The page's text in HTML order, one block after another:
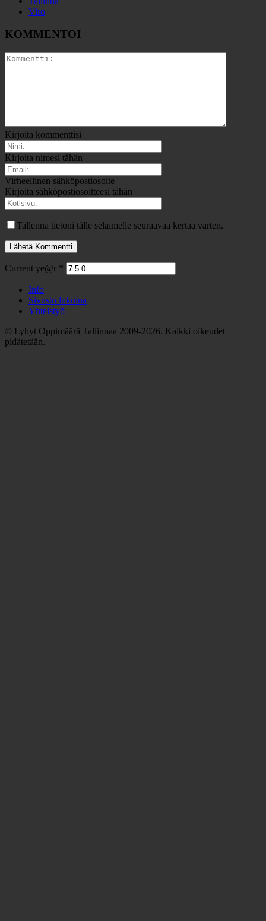
Viro
KOMMENTOI
Kirjoita kommenttisi
Kirjoita nimesi tähän
Virheellinen sähköpostiosoite
Kirjoita sähköpostiosoitteesi tähän
Tallenna tietoni tälle selaimelle seuraavaa kertaa varten.
Current ye@r *
Info
Sivusto lukuina
Yhteistyö
© Lyhyt Oppimäärä Tallinnaa 2009-2026. Kaikki oikeudet
pidätetään.